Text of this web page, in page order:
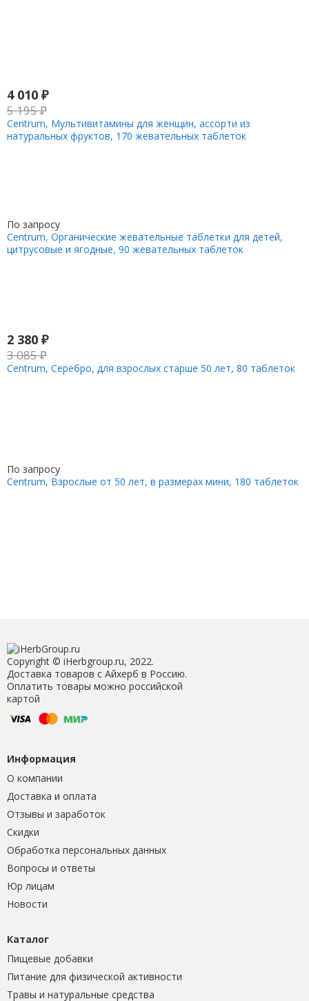
4 010 ₽
5 195₽
Centrum, Мультивитамины для женщин, ассорти из
натуральных фруктов, 170 жевательных таблеток
По запросу
Centrum, Органические жевательные таблетки для детей,
цитрусовые и ягодные, 90 жевательных таблеток
2 380 ₽
3 085₽
Centrum, Серебро, для взрослых старше 50 лет, 80 таблеток
По запросу
Centrum, Взрослые от 50 лет, в размерах мини, 180 таблеток
Copyright © iHerbgroup.ru, 2022.
Доставка товаров с Айхерб в Россию.
Оплатить товары можно российской
картой
Информация
О компании
Доставка и оплата
Отзывы и заработок
Скидки
Обработка персональных данных
Вопросы и ответы
Юр лицам
Новости
Каталог
Пищевые добавки
Питание для физической активности
Травы и натуральные средства